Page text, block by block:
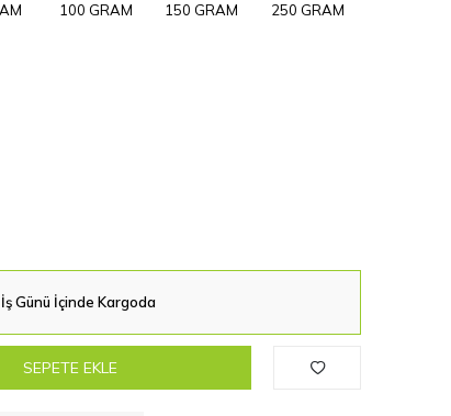
100 GRAM 150 GRAM 250 GRAM
Günü İçinde Kargoda
SEPETE EKLE